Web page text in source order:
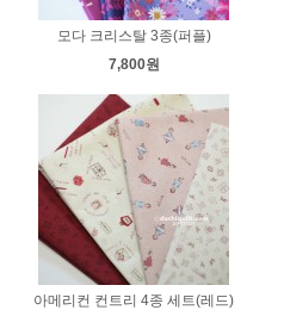
모다 크리스탈 3종(퍼플)
7,800원
아메리컨 컨트리 4종 세트(레드)